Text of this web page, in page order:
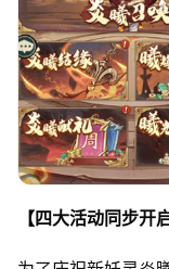
【四大活动同步开